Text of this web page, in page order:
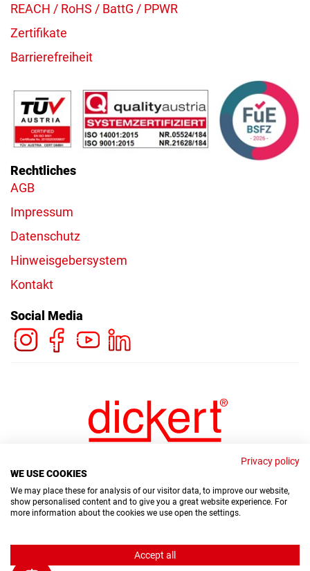
REACH / RoHS / BattG / PPWR
Zertifikate
Barrierefreiheit
Rechtliches
AGB
Impressum
Datenschutz
Hinweisgebersystem
Kontakt
Social Media
© Copyright Dickert Electronic GmbH 2026
Hinweisgebersystem
Datenschutz
Privacy policy
WE USE COOKIES
We may place these for analysis of our visitor data, to improve our website,
show personalised content and to give you a great website experience. For
more information about the cookies we use open the settings.
Accept all